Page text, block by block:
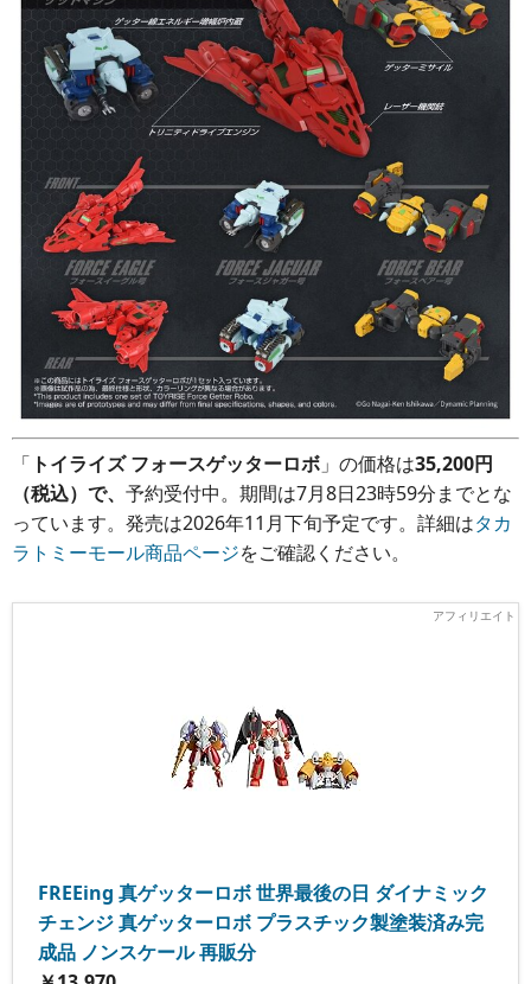
「 トイライズ フォースゲッターロボ 」の価格は35,200円
（税込）で、 予約受付中。期間は7月8日23時59分までとな
っています。発売は2026年11月下旬予定です。詳細はタカ
ラトミーモール商品ページをご確認ください。
FREEing 真ゲッターロボ 世界最後の日 ダイナミック
チェンジ 真ゲッターロボ プラスチック製塗装済み完
成品 ノンスケール 再販分